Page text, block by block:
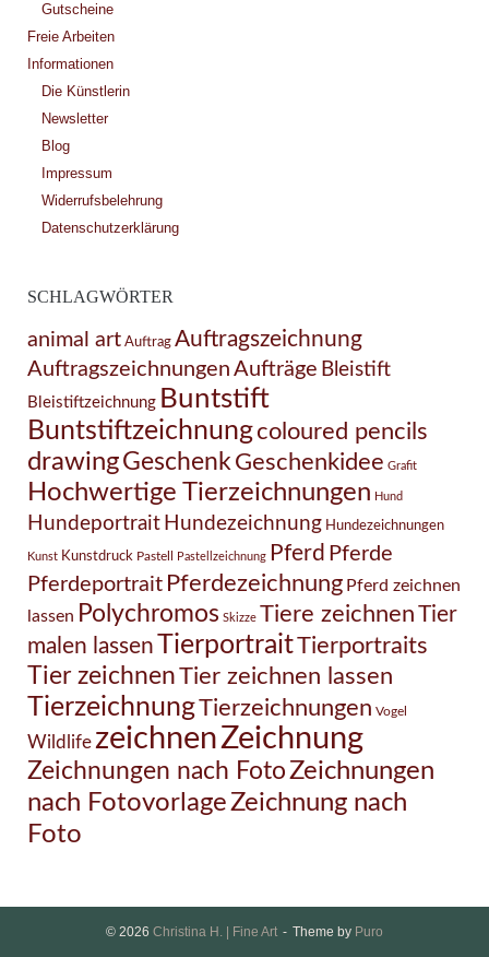
Gutscheine
Freie Arbeiten
Informationen
Die Künstlerin
Newsletter
Blog
Impressum
Widerrufsbelehrung
Datenschutzerklärung
SCHLAGWÖRTER
animal art Auftrag Auftragszeichnung
Auftragszeichnungen Aufträge Bleistift
Bleistiftzeichnung Buntstift
Buntstiftzeichnungcoloured pencils
drawingGeschenk Geschenkidee Grafit
Hochwertige Tierzeichnungen Hund
Hundeportrait Hundezeichnung Hundezeichnungen
Kunst Kunstdruck Pastell Pastellzeichnung Pferd Pferde
Pferdeportrait Pferdezeichnung Pferd zeichnen
lassen Polychromos Skizze Tiere zeichnenTier
malen lassenTierportraitTierportraits
Tier zeichnenTier zeichnen lassen
TierzeichnungTierzeichnungen Vogel
Wildlife zeichnenZeichnung
Zeichnungen nach FotoZeichnungen
nach FotovorlageZeichnung nach
Foto
© 2026 Christina H. | Fine Art Theme by Puro